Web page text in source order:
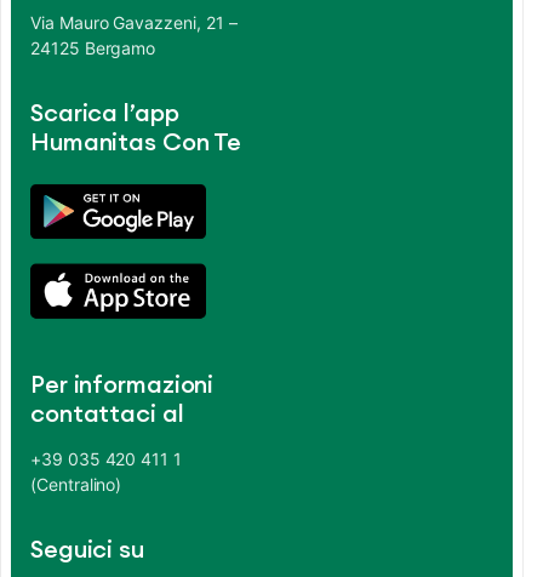
Via Mauro Gavazzeni, 21 –
24125 Bergamo
Scarica l’app
Humanitas Con Te
Per informazioni
contattaci al
+39 035 420 411 1
(Centralino)
Seguici su